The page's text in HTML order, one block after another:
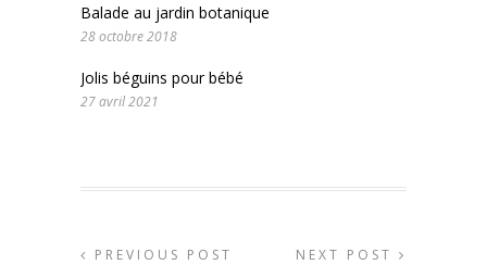
Balade au jardin botanique
28 octobre 2018
Jolis béguins pour bébé
27 avril 2021
PREVIOUS POST NEXT POST